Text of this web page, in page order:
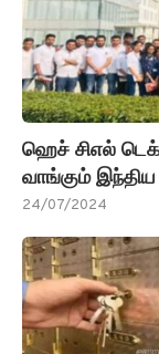
ஹெச் சிஎல் டெக்
வாங்கும் இந்திய
24/07/2024